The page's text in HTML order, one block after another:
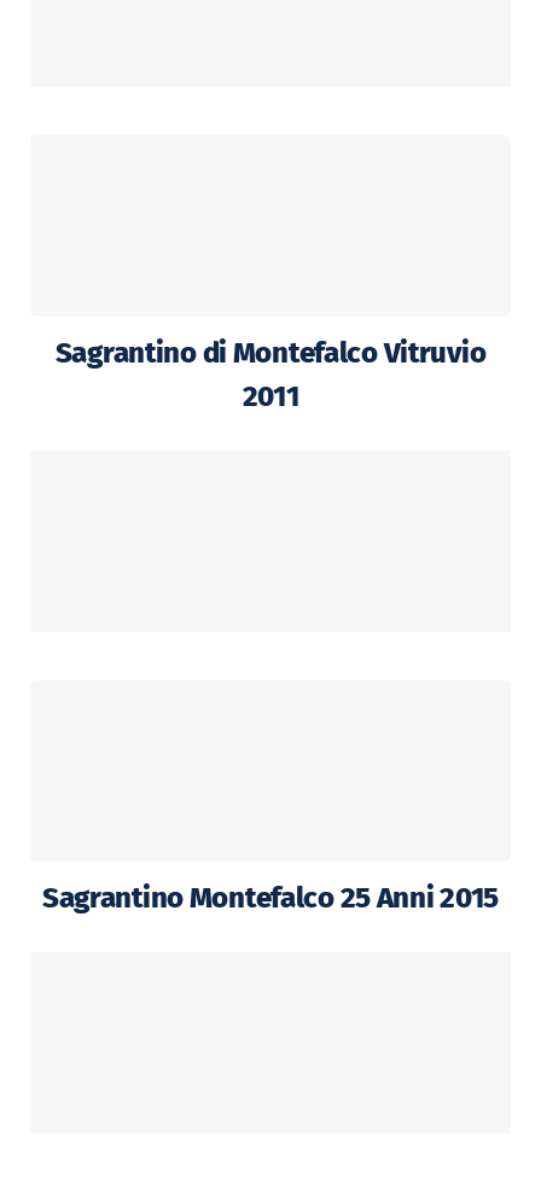
Sagrantino di Montefalco Vitruvio
2011
Sagrantino Montefalco 25 Anni 2015